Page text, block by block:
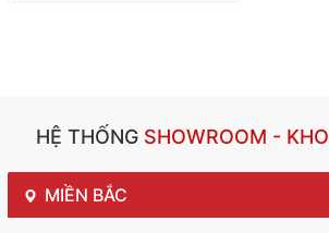
HỆ THỐNGSHOWROOM - KHO
MIỀN BẮC